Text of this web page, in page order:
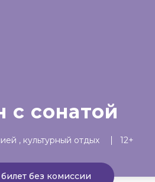
с сонатой
культурный отдых 12+
без комиссии